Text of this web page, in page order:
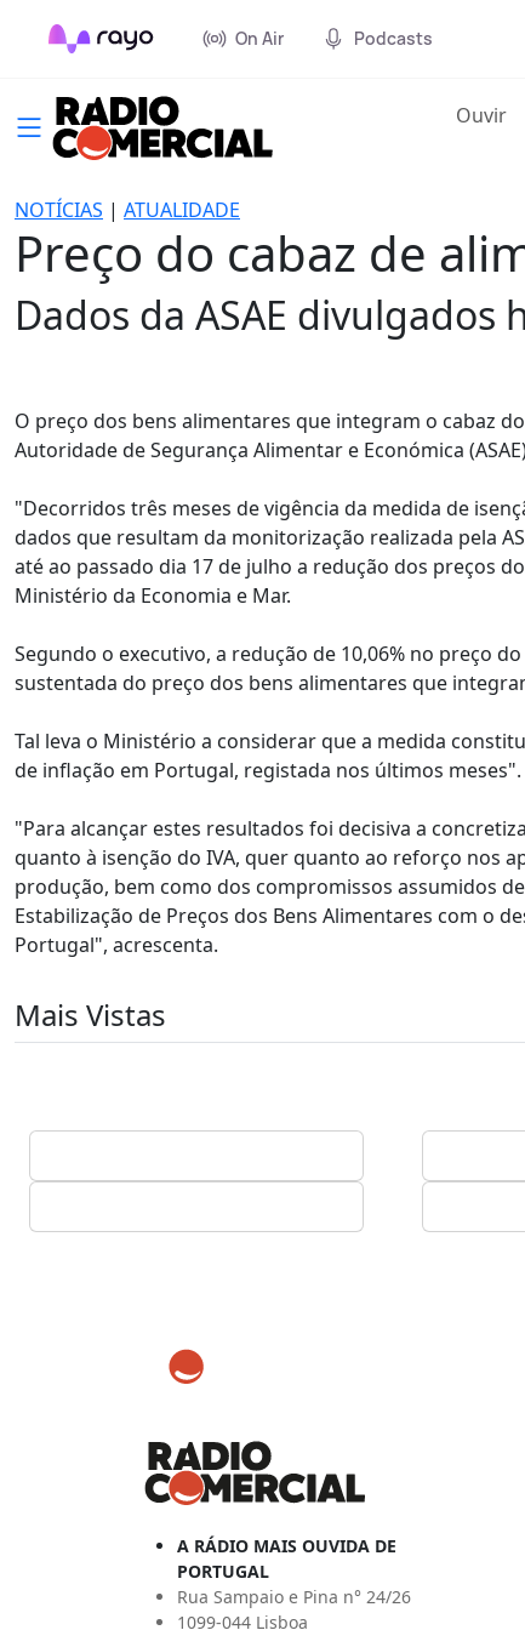
On Air Podcasts
Ouvir
NOTÍCIAS | ATUALIDADE
Preço do cabaz de
Dados da ASAE
O preço dos bens alimentares que integram o cabaz
Autoridade de Segurança Alimentar e Económica
"Decorridos três meses de vigência da medida de
dados que resultam da monitorização realizada pela
até ao passado dia 17 de julho a redução dos preços
Ministério da Economia e Mar.
Segundo o executivo, a redução de 10,06% no preço
sustentada do preço dos bens alimentares que
Tal leva o Ministério a considerar que a medida
de inflação em Portugal, registada nos últimos meses".
"Para alcançar estes resultados foi decisiva a
quanto à isenção do IVA, quer quanto ao reforço nos
produção, bem como dos compromissos assumidos
Estabilização de Preços dos Bens Alimentares com o
Portugal", acrescenta.
Mais Vistas
A RÁDIO MAIS OUVIDA DE
PORTUGAL
Rua Sampaio e Pina n° 24/26
1099-044 Lisboa